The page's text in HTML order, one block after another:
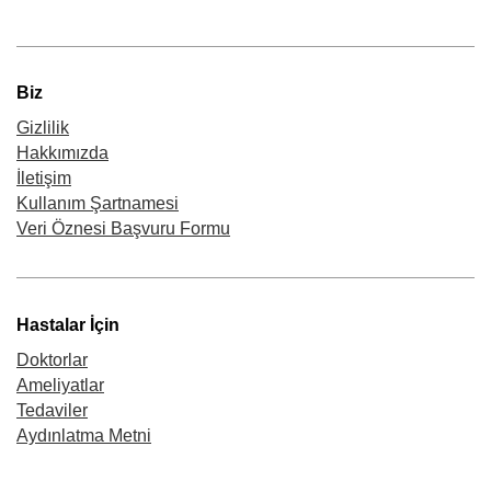
Biz
Gizlilik
Hakkımızda
İletişim
Kullanım Şartnamesi
Veri Öznesi Başvuru Formu
Hastalar İçin
Doktorlar
Ameliyatlar
Tedaviler
Aydınlatma Metni